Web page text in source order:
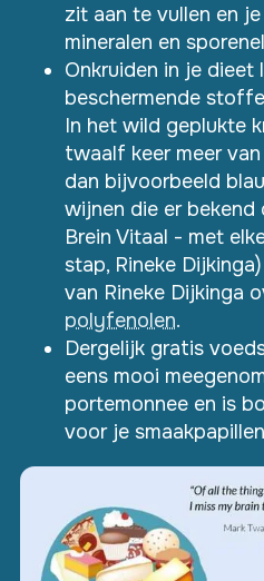
zit aan te vullen en
mineralen en
Onkruiden in je dieet
beschermende
In het wild geplukte
twaalf keer meer
dan bijvoorbeeld
wijnen die er bekend
Brein Vitaal - met
stap, Rineke
van Rineke Dijkinga
polyfenolen.
Dergelijk gratis
eens mooi
portemonnee en is
voor je